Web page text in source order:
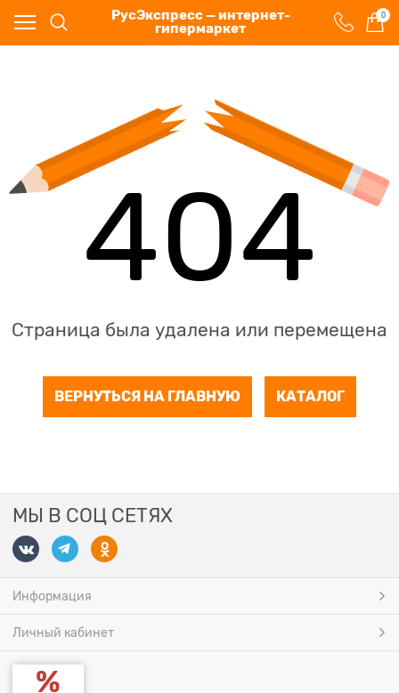
РусЭкспресс — интернет-
гипермаркет
0
404
Страница была удалена или перемещена
ВЕРНУТЬСЯ НА ГЛАВНУЮ КАТАЛОГ
МЫ В СОЦ СЕТЯХ
Информация
Личный кабинет